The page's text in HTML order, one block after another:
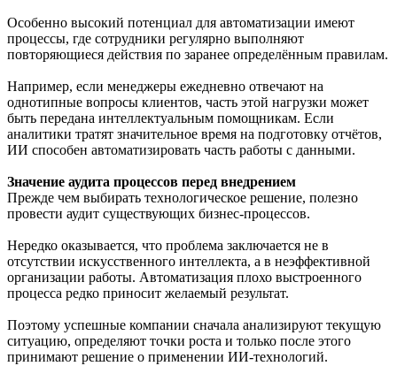
Особенно высокий потенциал для автоматизации имеют
процессы, где сотрудники регулярно выполняют
повторяющиеся действия по заранее определённым правилам.
Например, если менеджеры ежедневно отвечают на
однотипные вопросы клиентов, часть этой нагрузки может
быть передана интеллектуальным помощникам. Если
аналитики тратят значительное время на подготовку отчётов,
ИИ способен автоматизировать часть работы с данными.
Значение аудита процессов перед внедрением
Прежде чем выбирать технологическое решение, полезно
провести аудит существующих бизнес-процессов.
Нередко оказывается, что проблема заключается не в
отсутствии искусственного интеллекта, а в неэффективной
организации работы. Автоматизация плохо выстроенного
процесса редко приносит желаемый результат.
Поэтому успешные компании сначала анализируют текущую
ситуацию, определяют точки роста и только после этого
принимают решение о применении ИИ-технологий.